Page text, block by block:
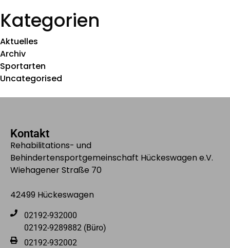
Kategorien
Aktuelles
Archiv
Sportarten
Uncategorised
Kontakt
Rehabilitations- und
Behindertensportgemeinschaft Hückeswagen e.V.
Wiehagener Straße 70
42499 Hückeswagen
02192-932000
02192-9289882 (Büro)
02192-932002